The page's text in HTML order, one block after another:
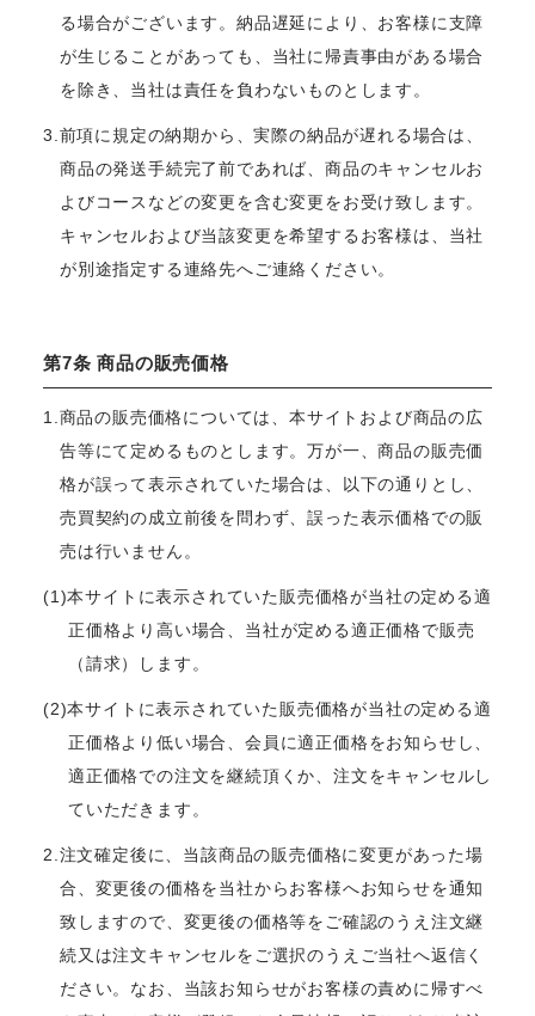
る場合がございます。納品遅延により、お客様に支障
が生じることがあっても、当社に帰責事由がある場合
を除き、当社は責任を負わないものとします。
3.前項に規定の納期から、実際の納品が遅れる場合は、
商品の発送手続完了前であれば、商品のキャンセルお
よびコースなどの変更を含む変更をお受け致します。
キャンセルおよび当該変更を希望するお客様は、当社
が別途指定する連絡先へご連絡ください。
第7条 商品の販売価格
1.商品の販売価格については、本サイトおよび商品の広
告等にて定めるものとします。万が一、商品の販売価
格が誤って表示されていた場合は、以下の通りとし、
売買契約の成立前後を問わず、誤った表示価格での販
売は行いません。
(1)本サイトに表示されていた販売価格が当社の定める適
正価格より高い場合、当社が定める適正価格で販売
（請求）します。
(2)本サイトに表示されていた販売価格が当社の定める適
正価格より低い場合、会員に適正価格をお知らせし、
適正価格での注文を継続頂くか、注文をキャンセルし
ていただきます。
2.注文確定後に、当該商品の販売価格に変更があった場
合、変更後の価格を当社からお客様へお知らせを通知
致しますので、変更後の価格等をご確認のうえ注文継
続又は注文キャンセルをご選択のうえご当社へ返信く
ださい。なお、当該お知らせがお客様の責めに帰すべ